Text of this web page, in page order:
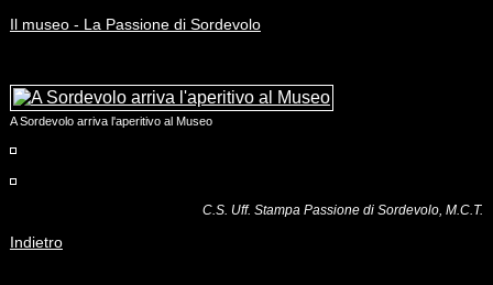
Il museo - La Passione di Sordevolo
A Sordevolo arriva l'aperitivo al Museo
C.S. Uff. Stampa Passione di Sordevolo, M.C.T.
Indietro